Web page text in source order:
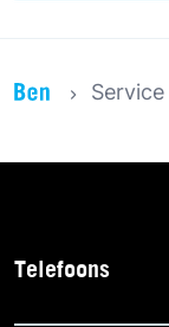
Service
Telefoons